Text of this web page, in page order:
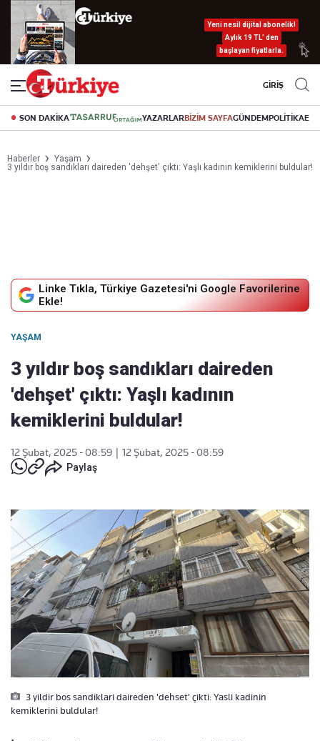
Yeni nesil dijital abonelik!
Aylık 19 TL’ den
başlayan fiyatlarla.
GİRİŞ
SON DAKİKA YAZARLARBİZİM SAYFAGÜNDEMPOLİTİKA
Haberler
Yaşam
3 yıldır boş sandıkları daireden 'dehşet' çıktı: Yaşlı kadının kemiklerini buldular!
Linke Tıkla, Türkiye Gazetesi'ni Google Favorilerine
Ekle!
YAŞAM
3 yıldır boş sandıkları daireden
'dehşet' çıktı: Yaşlı kadının
kemiklerini buldular!
12 Şubat, 2025 - 08:59
12 Şubat, 2025 - 08:59
Paylaş
3 yildir bos sandiklari daireden 'dehset' çikti: Yasli kadinin
kemiklerini buldular!